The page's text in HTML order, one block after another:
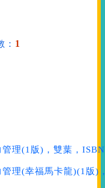
： 1
理(1版)，雙葉，
理(幸福馬卡龍)(1版)